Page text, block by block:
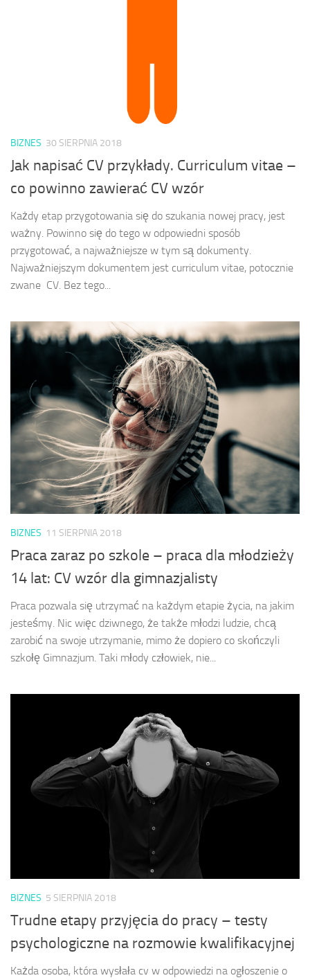
BIZNES 30 SIERPNIA 2018
Jak napisać CV przykłady. Curriculum vitae –
co powinno zawierać CV wzór
Każdy etap przygotowania się do szukania nowej pracy, jest
ważny. Powinno się do tego w odpowiedni sposób
przygotować, a najważniejsze w tym są dokumenty.
Najważniejszym dokumentem jest curriculum vitae, potocznie
zwane CV. Bez tego...
BIZNES 11 SIERPNIA 2018
Praca zaraz po szkole – praca dla młodzieży
14 lat: CV wzór dla gimnazjalisty
Praca pozwala się utrzymać na każdym etapie życia, na jakim
jesteśmy. Nic więc dziwnego, że także młodzi ludzie, chcą
zarobić na swoje utrzymanie, mimo że dopiero co skończyli
szkołę Gimnazjum. Taki młody człowiek, nie...
BIZNES 5 SIERPNIA 2018
Trudne etapy przyjęcia do pracy – testy
psychologiczne na rozmowie kwalifikacyjnej
Każda osoba, która wysłała cv w odpowiedzi na ogłoszenie o